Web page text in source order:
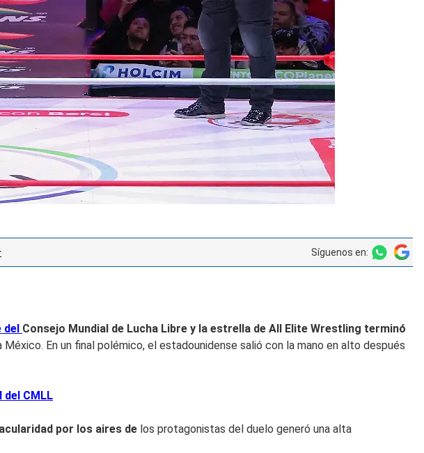
Síguenos en:
del Consejo Mundial de Lucha Libre y la estrella de All Elite Wrestling terminó
En un final polémico, el estadounidense salió con la mano en alto después
del CMLL
por los aires de los protagonistas del duelo generó una alta